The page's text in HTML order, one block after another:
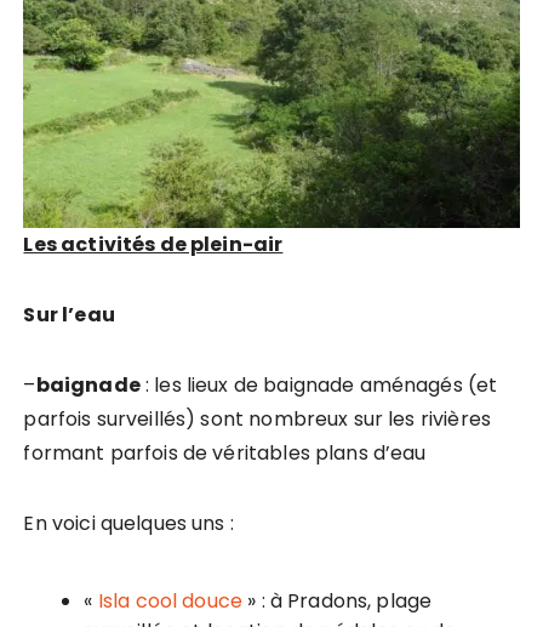
Les activités de plein-air
Sur l’eau
–baignade: les lieux de baignade aménagés (et
parfois surveillés) sont nombreux sur les rivières
formant parfois de véritables plans d’eau
En voici quelques uns :
« Isla cool douce » : à Pradons, plage